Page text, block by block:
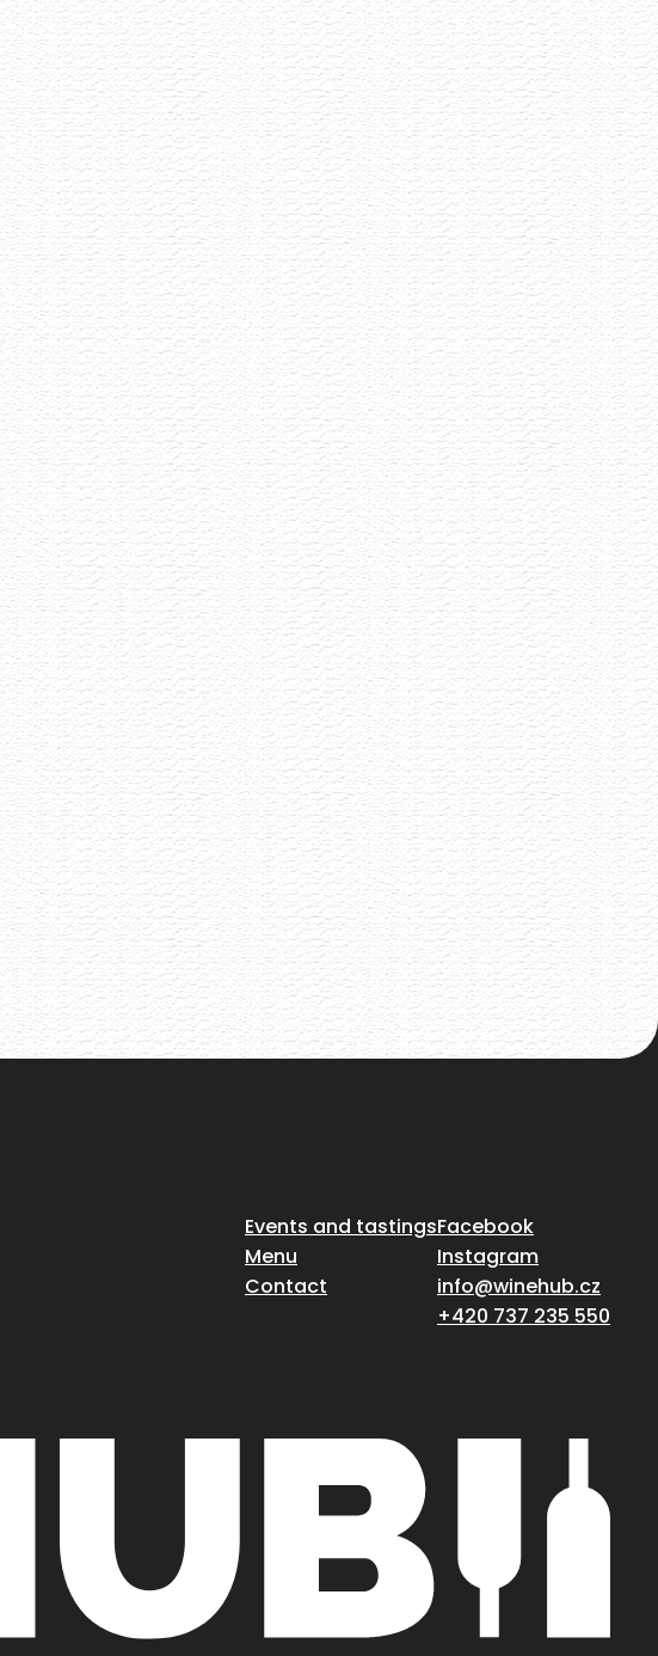
Akce již proběhla
Vinařství Ilias
8.6.2026
Malé rodinné vynařství z Pavlova
Events and tastings
Menu
Contact
Facebook
Instagram
info@winehub.cz
+420 737 235 550